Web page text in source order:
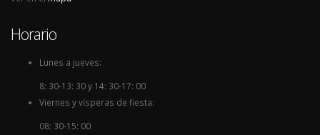
Horario
Lunes a jueves:
8: 30-13: 30 y 14: 30-17: 00
Viernes y vísperas de fiesta:
08: 30-15: 00